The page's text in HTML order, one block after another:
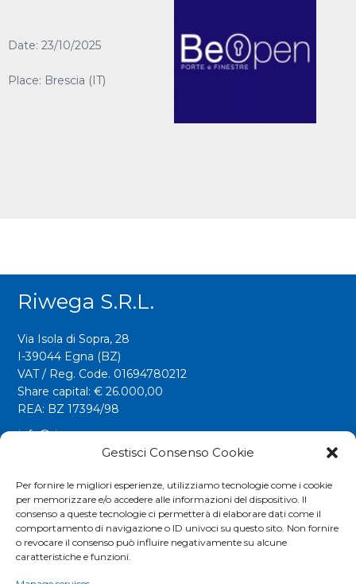
Gestisci Consenso Cookie
Per fornire le migliori esperienze, utilizziamo tecnologie come i cookie
per memorizzare e/o accedere alle informazioni del dispositivo. Il
consenso a queste tecnologie ci permetterà di elaborare dati come il
comportamento di navigazione o ID univoci su questo sito. Non fornire
o revocare il consenso può influire negativamente su alcune
caratteristiche e funzioni.
Date: 23/10/2025
Place: Brescia (IT)
Riwega S.r.l.
Via Isola di Sopra, 28
I-39044 Egna (BZ)
VAT / Reg. Code. 01694780212
Share capital: € 26.000,00
REA: BZ 17394/98
info@riwega.com
riwega@legalmail.it
Fax. +39 0471 827555
Social